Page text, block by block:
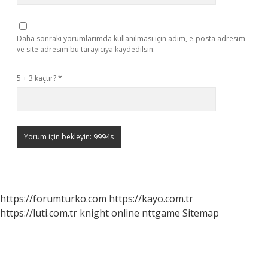
Daha sonraki yorumlarımda kullanılması için adım, e-posta adresim
ve site adresim bu tarayıcıya kaydedilsin.
5 + 3 kaçtır?*
https://forumturko.com https://kayo.com.tr
https://luti.com.tr knight online nttgame Sitemap